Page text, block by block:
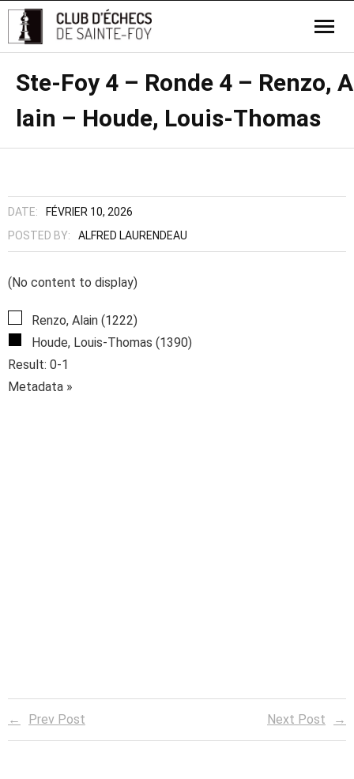
Ste-Foy 4 – Ronde 4 – Renzo, A
lain – Houde, Louis-Thomas
DATE:
FÉVRIER 10, 2026
POSTED BY:
ALFRED LAURENDEAU
(No content to display)
Renzo, Alain (1222)
Houde, Louis-Thomas (1390)
Result: 0-1
Metadata »
Prev Post Next Post